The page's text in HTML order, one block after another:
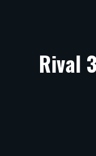
Rival